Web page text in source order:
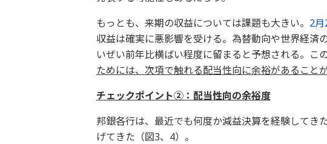
もっとも、来期の収益については課題も大きい。 2
収益は確実に悪影響を受ける。為替動向や世界経済
いぜい前年比横ばい程度に留まると予想される。この
ためには、次項で触れる配当性向に余裕があること
チェックポイント②：配当性向の余裕度
邦銀各行は、最近でも何度か減益決算を経験してき
げてきた（図3、4）。